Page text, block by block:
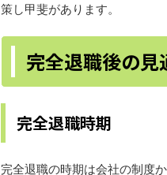
策し甲斐があります。
完全退職後の見
完全退職時期
完全退職の時期は会社の制度